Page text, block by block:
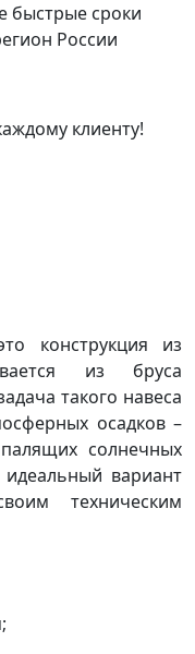
быстрые сроки
России
клиенту!
конструкция из
из бруса
такого навеса
осадков –
солнечных
вариант
техническим